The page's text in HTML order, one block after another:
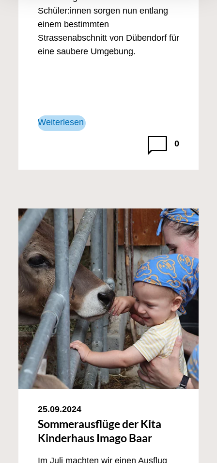
Schüler:innen sorgen nun entlang
einem bestimmten
Strassenabschnitt von Dübendorf für
eine saubere Umgebung.
Weiterlesen
0
25.09.2024
Sommerausflüge der Kita
Kinderhaus Imago Baar
Im Juli machten wir einen Ausflug